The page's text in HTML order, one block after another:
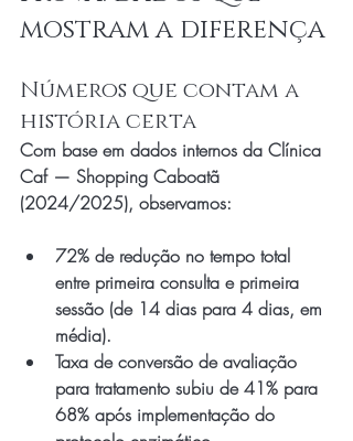
mostram a diferença
Números que contam a
história certa
Com base em dados internos da Clínica
Caf — Shopping Caboatã
(2024/2025), observamos:
72% de redução no tempo total
entre primeira consulta e primeira
sessão (de 14 dias para 4 dias, em
média).
Taxa de conversão de avaliação
para tratamento subiu de 41% para
68% após implementação do